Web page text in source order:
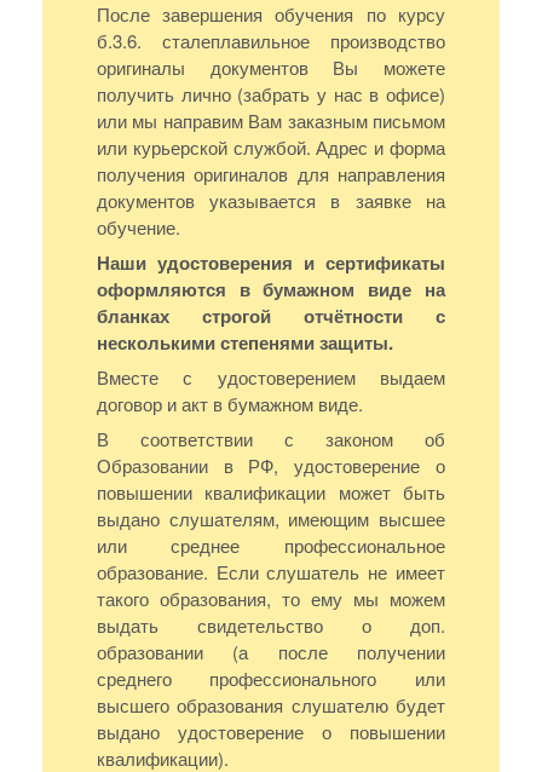
После завершения обучения по курсу
б.3.6. сталеплавильное производство
оригиналы документов Вы можете
получить лично (забрать у нас в офисе)
или мы направим Вам заказным письмом
или курьерской службой. Адрес и форма
получения оригиналов для направления
документов указывается в заявке на
обучение.
Наши удостоверения и сертификаты
оформляются в бумажном виде на
бланках строгой отчётности с
несколькими степенями защиты.
Вместе с удостоверением выдаем
договор и акт в бумажном виде.
В соответствии с законом об
Образовании в РФ, удостоверение о
повышении квалификации может быть
выдано слушателям, имеющим высшее
или среднее профессиональное
образование. Если слушатель не имеет
такого образования, то ему мы можем
выдать свидетельство о доп.
образовании (а после получении
среднего профессионального или
высшего образования слушателю будет
выдано удостоверение о повышении
квалификации).